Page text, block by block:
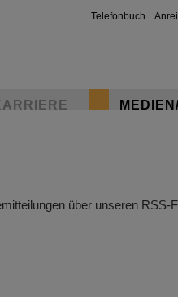
Telefonbuch
über unseren RSS-